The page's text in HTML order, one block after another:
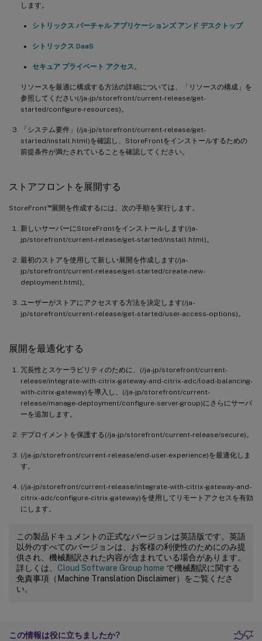
します。
シトリックス バーチャル アプリケーションズ アンド デスクトップ
シトリックス DaaS
セキュア プライベート アクセス 。
リソースを最適に構成する方法の詳細については、「リソースの構成」を
参照してください(/ja-jp/storefront/current-release/get-
started/configure-resources)。
「システム要件」(/ja-jp/storefront/current-release/get-
started/install.html)を確認し、StoreFrontをインストールするための
前提条件が満たされていることを確認してください。
ストアフロントを展開する
StoreFront™展開を作成するには、次の手順を実行します。
新しいサーバーにStoreFrontをインストールします(/ja-
jp/storefront/current-release/get-started/install.html)。
最初のストアを使用して新しい展開を作成します(/ja-
jp/storefront/current-release/get-started/create-new-
deployment.html)。
ユーザーがストアにアクセスする方法を決定します(/ja-
jp/storefront/current-release/get-started/user-access-options)。
展開を最適化する
冗長性とスケーラビリティのために、(/ja-jp/storefront/current-
release/integrate-with-citrix-gateway-and-citrix-adc/load-balancing-
with-citrix-gateway)を導入し、(/ja-jp/storefront/current-
release/manage-deployment/configure-server-group)にさらにサーバ
ーを追加します。
デプロイメントを保護する(/ja-jp/storefront/current-release/secure)。
(/ja-jp/storefront/current-release/end-user-experience)を最適化しま
す。
(/ja-jp/storefront/current-release/integrate-with-citrix-gateway-and-
citrix-adc/configure-citrix-gateway)を使用してリモートアクセスを有効
にします。
この製品ドキュメントの正式なバージョンは英語版です。英語
以外のすべてのバージョンは、お客様の利便性のためにのみ提
供され、機械翻訳された内容が含まれている場合があります。
詳しくは、 Cloud Software Group home で機械翻訳に関する
免責事項（Machine Translation Disclaimer）をご覧くださ
い。
この情報は役に立ちましたか?